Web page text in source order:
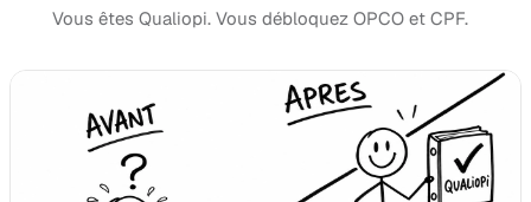
Vous êtes Qualiopi. Vous débloquez OPCO et CPF.